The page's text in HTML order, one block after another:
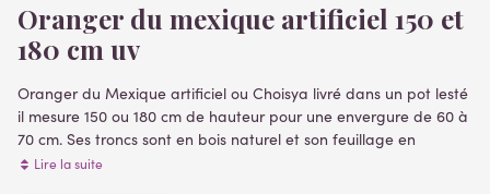
Oranger du mexique artificiel 150 et
180 cm uv
Oranger du Mexique artificiel ou Choisya livré dans un pot lesté
il mesure 150 ou 180 cm de hauteur pour une envergure de 60 à
70 cm. Ses troncs sont en bois naturel et son feuillage en
polyéthylène.
Lire la suite